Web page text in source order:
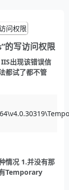
的写访问权限
出现该错误信
都试了都不管
情况 1.并没有那
Temporary